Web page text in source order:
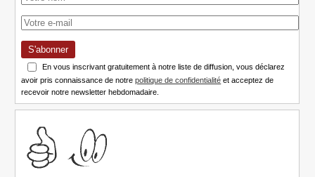
S'abonner
En vous inscrivant gratuitement à notre liste de diffusion, vous déclarez
avoir pris connaissance de notrepolitique de confidentialité et acceptez de
recevoir notre newsletter hebdomadaire.